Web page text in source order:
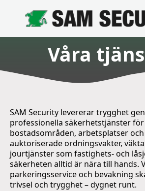
Våra
SAM Security levererar trygghet
professionella säkerhetstjänster för
bostadsområden, arbetsplatser
auktoriserade ordningsvakter,
jourtjänster som fastighets- och
säkerheten alltid är nära till hands.
parkeringsservice och bevakning
trivsel och trygghet – dygnet runt.